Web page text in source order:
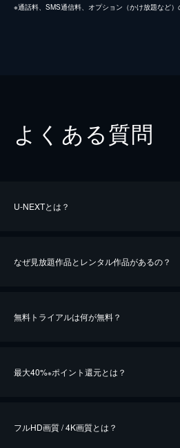
※通話料、SMS通信料、オプション（かけ放題など）
よくある質問
U-NEXTとは？
なぜ見放題作品とレンタル作品があるの？
無料トライアルは何が無料？
最大40%※ポイント還元とは？
フルHD画質 / 4K画質とは？